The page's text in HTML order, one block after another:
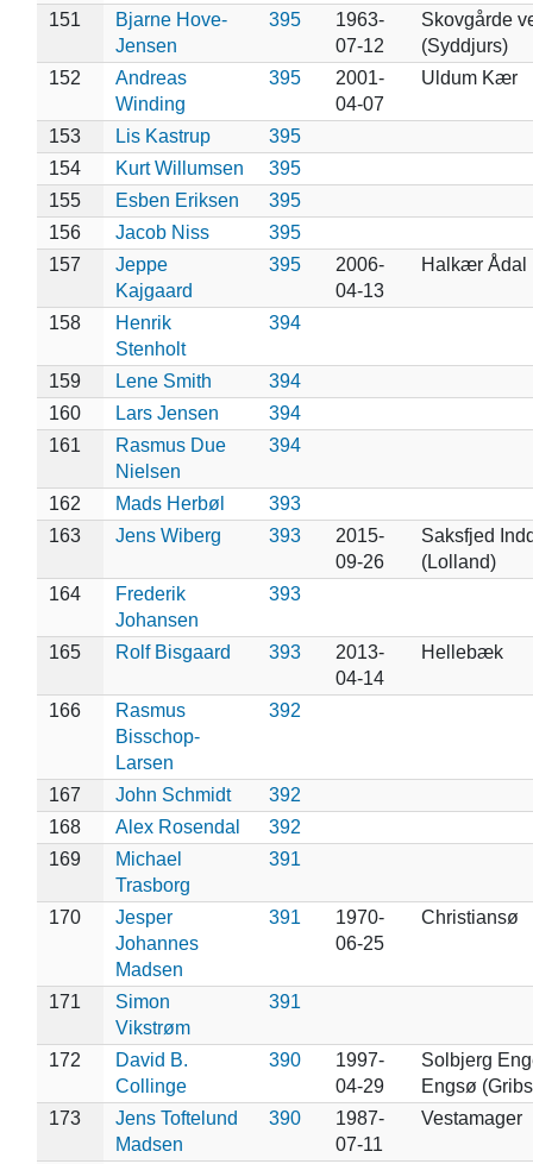
151
Bjarne Hove-
Jensen
395
1963-
07-12
Skovgårde
(Syddjurs)
152
Andreas
Winding
395
2001-
04-07
Uldum Kær
153 Lis Kastrup
395
154
Kurt Willumsen
395
155
Esben Eriksen
395
156
Jacob Niss
395
157
Jeppe
Kajgaard
395
2006-
04-13
Halkær Ådal
158
Henrik
Stenholt
394
159 Lene Smith
394
160
Lars Jensen
394
161
Rasmus Due
Nielsen
394
162 Mads Herbøl
393
163
Jens Wiberg 393
2015-
09-26
Saksfjed
(Lolland)
164
Frederik
Johansen
393
165 Rolf Bisgaard 393
2013-
04-14
Hellebæk
166
Rasmus
Bisschop-
Larsen
392
167 John Schmidt
392
168
Alex Rosendal
392
169
Michael
Trasborg
391
170
Jesper
Johannes
Madsen
391
1970-
06-25
Christiansø
171
Simon
Vikstrøm
391
172
David B.
Collinge
390
1997-
04-29
Solbjerg
Engsø
173
Jens Toftelund
Madsen
390
1987-
07-11
Vestamager